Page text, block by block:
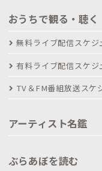
おうちで観る・聴く
無料ライブ配信スケジ
有料ライブ配信スケジ
TV＆FM番組放送スケ
アーティスト名鑑
ぶらあぼを読む